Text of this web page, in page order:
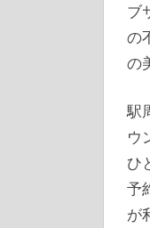
ブ
の
の
駅
ウ
ひ
予
が